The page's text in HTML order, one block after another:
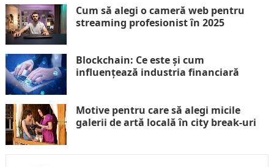
Cum să alegi o cameră web pentru
streaming profesionist în 2025
Blockchain: Ce este și cum
influențează industria financiară
Motive pentru care să alegi micile
galerii de artă locală în city break-uri